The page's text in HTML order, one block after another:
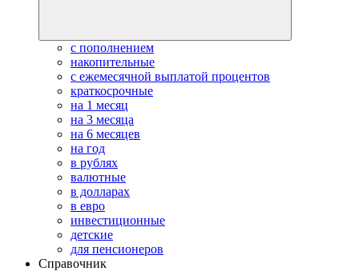
с пополнением
накопительные
с ежемесячной выплатой процентов
краткосрочные
на 1 месяц
на 3 месяца
на 6 месяцев
на год
в рублях
валютные
в долларах
в евро
инвестиционные
детские
для пенсионеров
Справочник